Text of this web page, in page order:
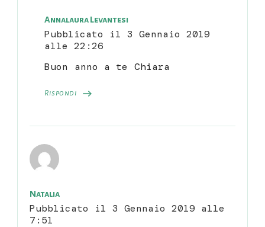
Annalaura Levantesi
Pubblicato il 3 Gennaio 2019
alle 22:26
Rispondi
Buon anno a te Chiara
Natalia
Pubblicato il 3 Gennaio 2019 alle
7:51